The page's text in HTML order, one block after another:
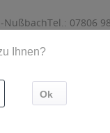
07806